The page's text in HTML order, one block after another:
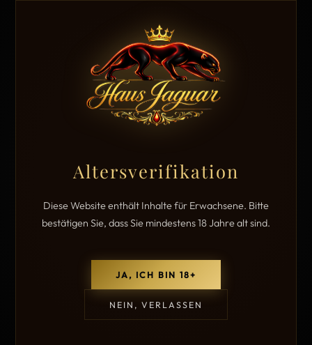
Altersverifikation
Diese Website enthält Inhalte für Erwachsene. Bitte
bestätigen Sie, dass Sie mindestens 18 Jahre alt sind.
JA, ICH BIN 18+
NEIN, VERLASSEN